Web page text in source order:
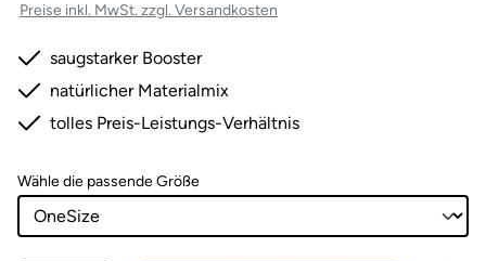
Preise inkl. MwSt. zzgl. Versandkosten
saugstarker Booster
natürlicher Materialmix
tolles Preis-Leistungs-Verhältnis
Wähle die passende Größeauswählen